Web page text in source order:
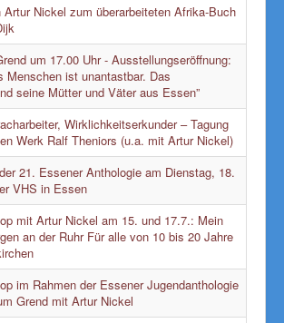
Artur Nickel zum überarbeiteten Afrika-Buch
um 17.00 Uhr - Ausstellungseröffnung:
Menschen ist unantastbar. Das
seine Mütter und Väter aus Essen”
Wirklichkeitserkunder – Tagung
Werk Ralf Theniors (u.a. mit Artur Nickel)
21. Essener Anthologie am Dienstag, 18.
VHS in Essen
mit Artur Nickel am 15. und 17.7.: Mein
an der Ruhr Für alle von 10 bis 20 Jahre
im Rahmen der Essener Jugendanthologie
Grend mit Artur Nickel